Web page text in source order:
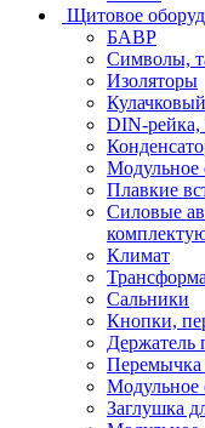
Щитовое
БАВР
Символы,
Изоляторы
DIN-
Модульное
Плавкие
Силовые
Климат
Сальники
Кнопки,
Держатель
Перемычка
Модульное
Заглушка